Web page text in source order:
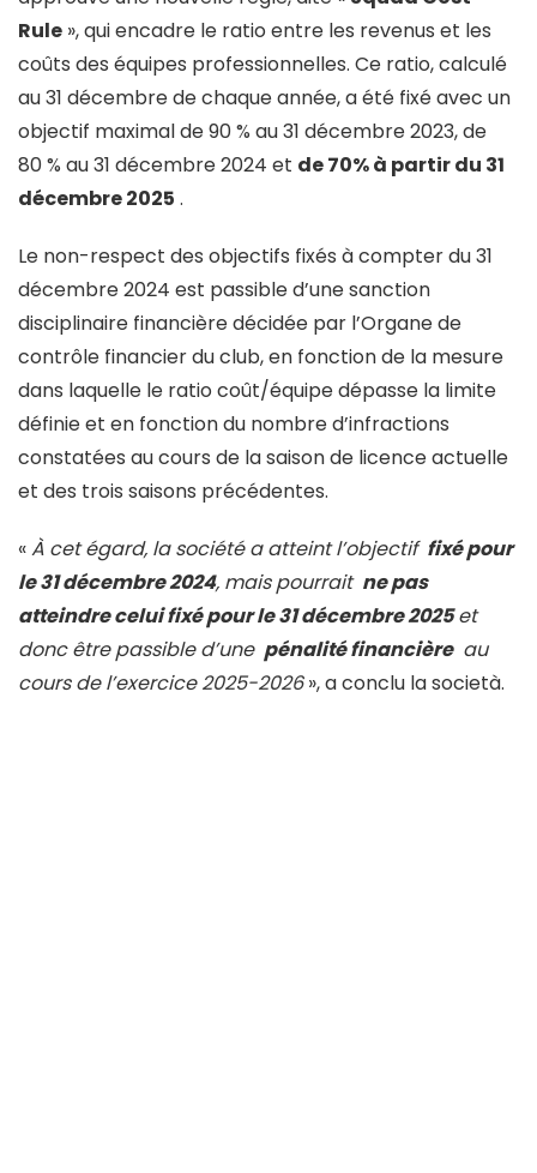
Rule », qui encadre le ratio entre les revenus et les
coûts des équipes professionnelles. Ce ratio, calculé
au 31 décembre de chaque année, a été fixé avec un
objectif maximal de 90 % au 31 décembre 2023, de
80 % au 31 décembre 2024 et de 70% à partir du 31
décembre 2025 .
Le non-respect des objectifs fixés à compter du 31
décembre 2024 est passible d’une sanction
disciplinaire financière décidée par l’Organe de
contrôle financier du club, en fonction de la mesure
dans laquelle le ratio coût/équipe dépasse la limite
définie et en fonction du nombre d’infractions
constatées au cours de la saison de licence actuelle
et des trois saisons précédentes.
«À cet égard, la société a atteint l’objectif fixé pour
le 31 décembre 2024, mais pourrait ne pas
atteindre celui fixé pour le 31 décembre 2025et
donc être passible d’une pénalité financièreau
cours de l’exercice 2025-2026», a conclu la società.